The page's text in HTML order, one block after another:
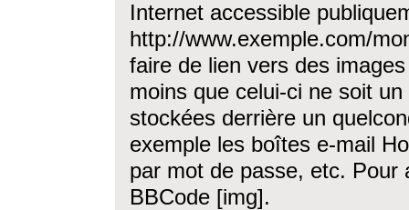
Internet accessible
http://www.exemple.com/
faire de lien vers des
moins que celui-ci ne soit
stockées derrière un
exemple les boîtes e-mail
par mot de passe, etc. Pour
BBCode [img].